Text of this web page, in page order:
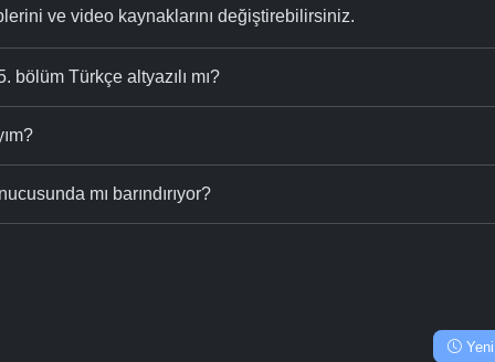
ve video kaynaklarını değiştirebilirsiniz.
bölüm Türkçe altyazılı mı?
mı barındırıyor?
Yeni